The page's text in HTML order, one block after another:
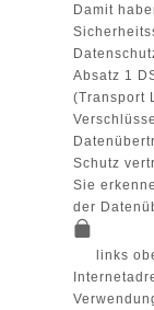
Damit
Absatz 1
(Transport
Schutz
Sie
der
links